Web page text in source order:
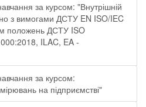
за курсом: "Внутрішній
з вимогами ДСТУ EN ISO/IEC
положень ДСТУ ISO
ILAC, EA -
за курсом:
на підприємстві"